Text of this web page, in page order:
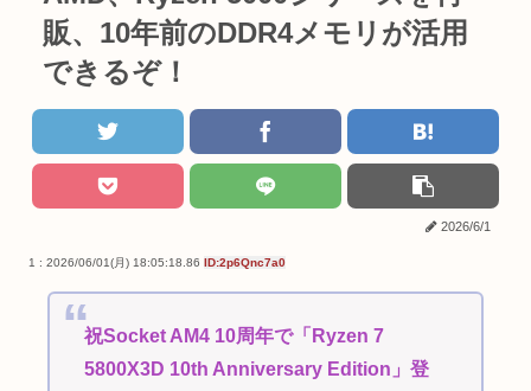
販、10年前のDDR4メモリが活用
できるぞ！
2026/6/1
1 : 2026/06/01(月) 18:05:18.86 ID:2p6Qnc7a0
祝Socket AM4 10周年で「Ryzen 7
5800X3D 10th Anniversary Edition」登